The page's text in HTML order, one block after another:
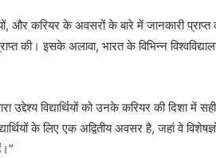
और करियर के अवसरों के बारे में जानकारी
इसके अलावा, भारत के विभिन्न विश्वविद्यालयों
विद्यार्थियों को उनके करियर की दिशा में सही
के लिए एक अद्वितीय अवसर है, जहां वे